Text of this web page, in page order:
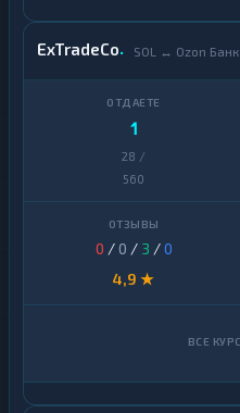
ExTradeCo SOL ↔ Ozon Банк
1
28 /
560
0 / 0 / 3 /0
4,9 ★